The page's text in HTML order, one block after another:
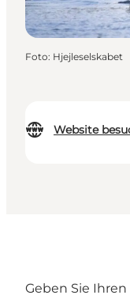
Website
Foto: Hjejleselskabet
Geben Sie